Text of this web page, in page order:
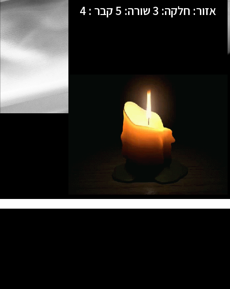
אזור: חלקה: 3 שורה: 5 קבר : 4